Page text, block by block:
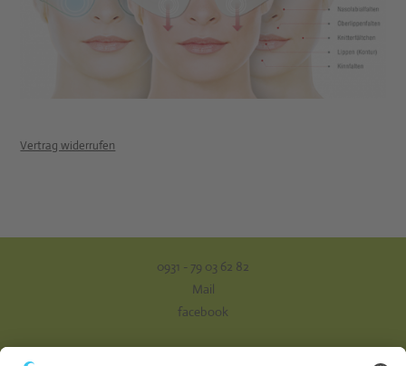
Vertrag widerrufen
0931 - 79 03 62 82
Mail
facebook